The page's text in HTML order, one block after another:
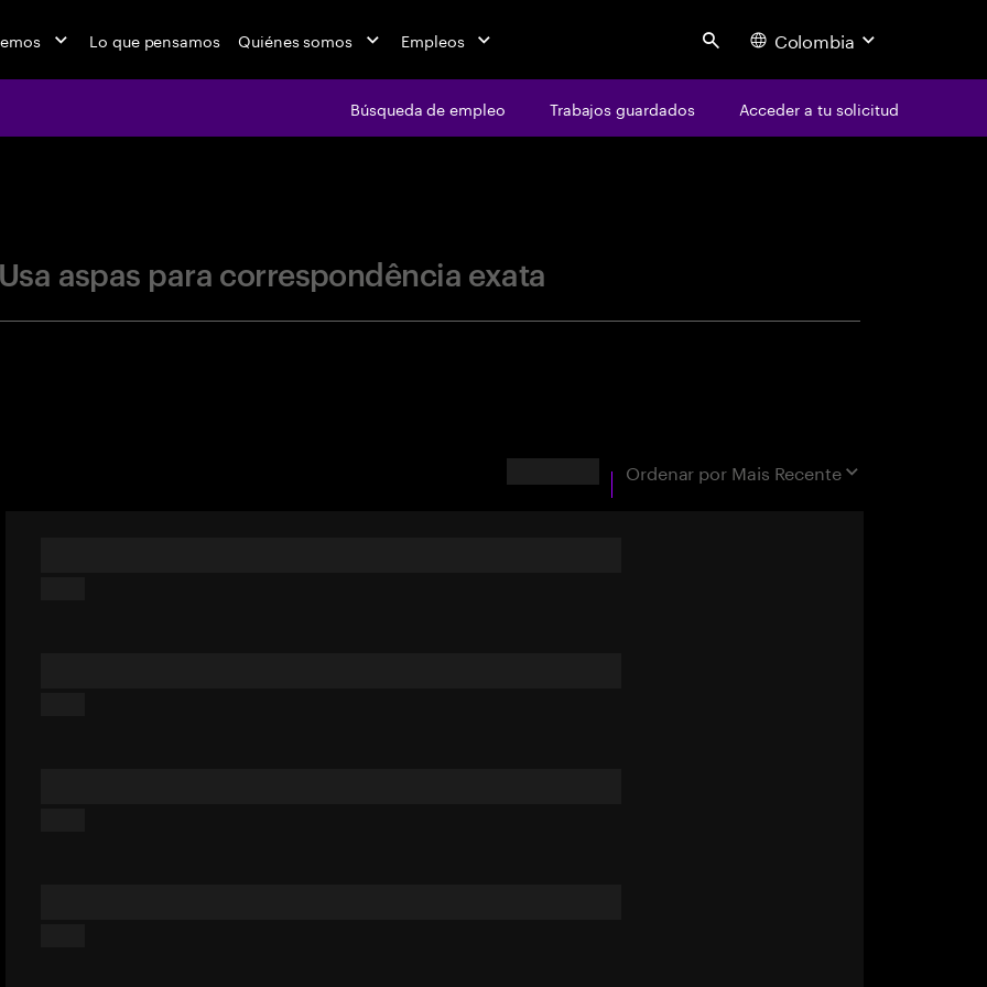
Lo que pensamos Quiénes somos Empleos Search Colombia
Búsqueda de empleo Trabajos guardados Acceder a tu solicitud
Usa aspas para correspondência exata
Ordenar por Mais Recente